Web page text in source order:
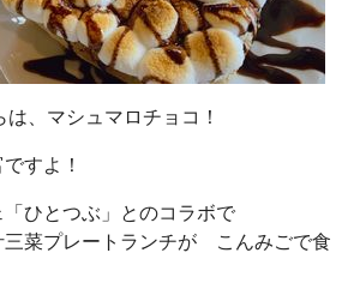
は、マシュマロチョコ！
すよ！
ひとつぶ」とのコラボで
三菜プレートランチが こんみごで食